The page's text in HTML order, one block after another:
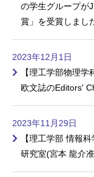
の学生グループが
賞」を受賞しまし
2023年12月1日
【理工学部物理
欧文誌のEditors'
2023年11月29日
【理工学部 情報
研究室(宮本 龍介